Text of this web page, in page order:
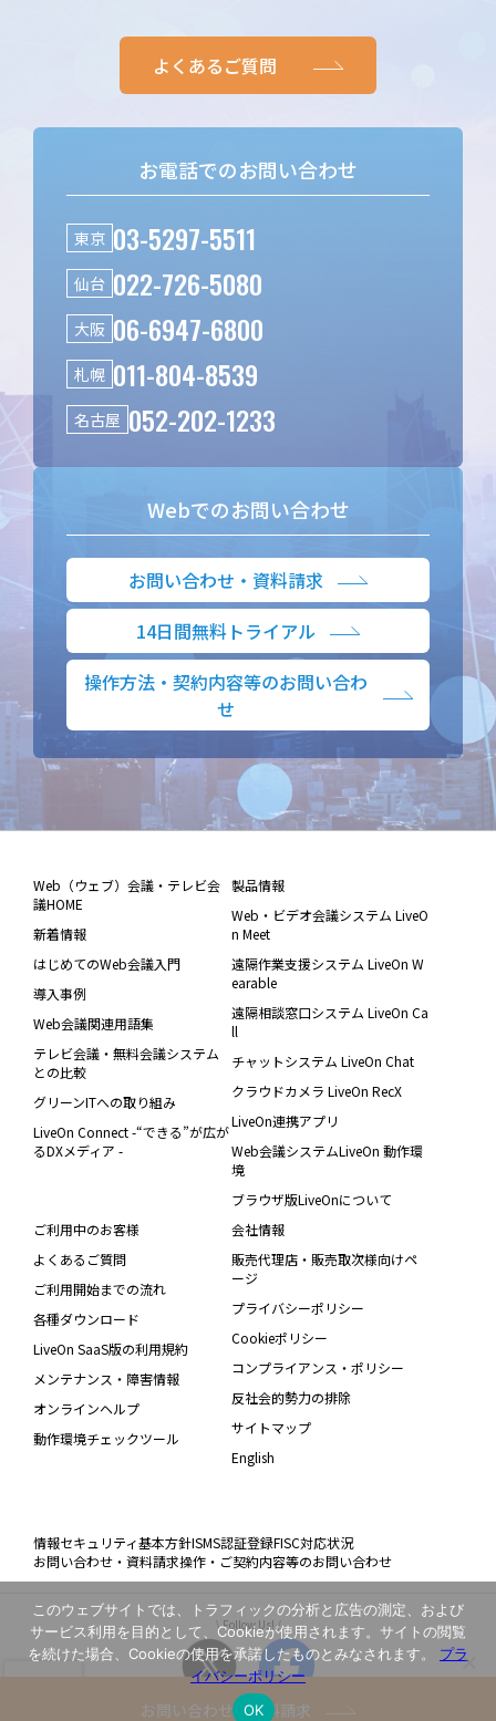
よくあるご質問
お電話でのお問い合わせ
東京 03-5297-5511
仙台 022-726-5080
大阪 06-6947-6800
札幌 011-804-8539
名古屋 052-202-1233
Webでのお問い合わせ
お問い合わせ・資料請求
14日間無料トライアル
操作方法・契約内容等のお問い合わ
せ
お問い合わせ・資料請求
Web（ウェブ）会議・テレビ会
議HOME
新着情報
はじめてのWeb会議入門
導入事例
Web会議関連用語集
テレビ会議・無料会議システム
との比較
グリーンITへの取り組み
LiveOn Connect -“できる”が広が
るDXメディア -
製品情報
Web・ビデオ会議システム LiveO
n Meet
遠隔作業支援システム LiveOn W
earable
遠隔相談窓口システム LiveOn Ca
ll
チャットシステム LiveOn Chat
クラウドカメラ LiveOn RecX
LiveOn連携アプリ
Web会議システムLiveOn 動作環
境
ブラウザ版LiveOnについて
ご利用中のお客様
よくあるご質問
ご利用開始までの流れ
各種ダウンロード
LiveOn SaaS版の利用規約
メンテナンス・障害情報
オンラインヘルプ
動作環境チェックツール
会社情報
販売代理店・販売取次様向けペ
ージ
プライバシーポリシー
Cookieポリシー
コンプライアンス・ポリシー
反社会的勢力の排除
サイトマップ
English
情報セキュリティ基本方針ISMS認証登録FISC対応状況
お問い合わせ・資料請求操作・ご契約内容等のお問い合わせ
\ Follow Us! /
このウェブサイトでは、トラフィックの分析と広告の測定、および
サービス利用を目的として、Cookieが使用されます。サイトの閲覧
を続けた場合、Cookieの使用を承諾したものとみなされます。 プラ
イバシーポリシー
OK